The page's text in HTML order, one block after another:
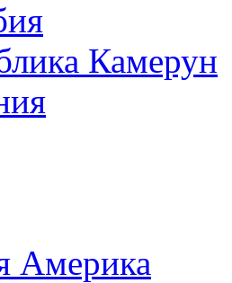
Камерун
Америка